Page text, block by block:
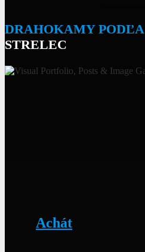
DRAHOKAMY PODĽA
STRELEC
Achát